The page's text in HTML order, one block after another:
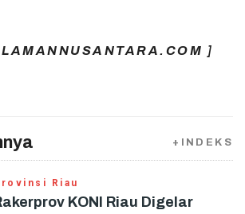
]
+INDEKS
Riau
KONI Riau Digelar